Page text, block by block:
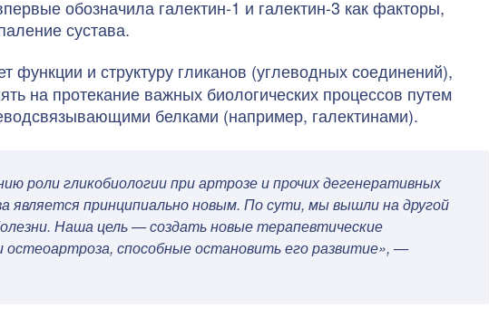
обозначила галектин-1 и галектин-3 как факторы,
сустава.
функции и структуру гликанов (углеводных соединений),
на протекание важных биологических процессов путем
белками (например, галектинами).
роли гликобиологии при артрозе и прочих дегенеративных
является принципиально новым. По сути, мы вышли на другой
Наша цель — создать новые терапевтические
остеоартроза, способные остановить его развитие», —